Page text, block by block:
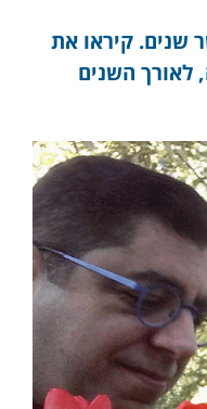
שנים. קיראו את
לאורך השנים